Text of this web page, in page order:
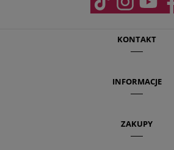
KONTAKT
INFORMACJE
ZAKUPY